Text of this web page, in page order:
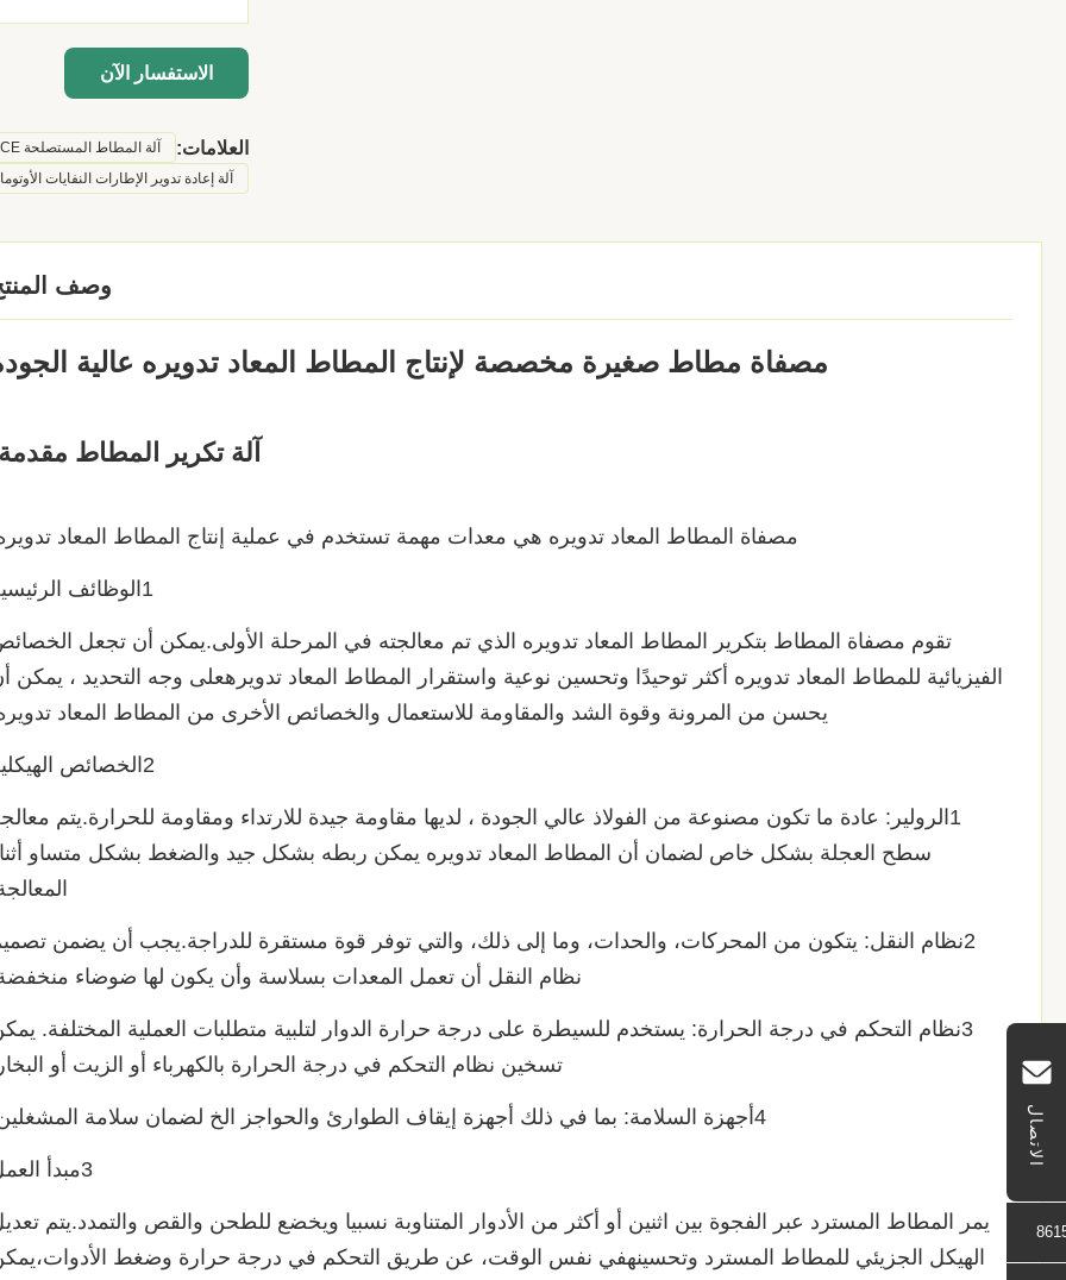
الاتصال
الاستفسار الآن
العلامات: آلة المطاط المستصلحة CE
آلة إعادة تدوير الإطارات النفايات
وصف
مصفاة مطاط صغيرة مخصصة لإنتاج المطاط المعاد تدويره عالية
آلة تكرير المطاط
مصفاة المطاط المعاد تدويره هي معدات مهمة تستخدم في عملية إنتاج المطاط المعاد
1الوظائف الرئيسية
تقوم مصفاة المطاط بتكرير المطاط المعاد تدويره الذي تم معالجته في المرحلة الأولى.يمكن أن تجعل
الفيزيائية للمطاط المعاد تدويره أكثر توحيدًا وتحسين نوعية واستقرار المطاط المعاد تدويرهعلى وجه التحديد ، يمكن
يحسن من المرونة وقوة الشد والمقاومة للاستعمال والخصائص الأخرى من المطاط المعاد
2الخصائص الهيكلية
1الرولير: عادة ما تكون مصنوعة من الفولاذ عالي الجودة ، لديها مقاومة جيدة للارتداء ومقاومة للحرارة.يتم
سطح العجلة بشكل خاص لضمان أن المطاط المعاد تدويره يمكن ربطه بشكل جيد والضغط بشكل متساو
2نظام النقل: يتكون من المحركات، والحدات، وما إلى ذلك، والتي توفر قوة مستقرة للدراجة.يجب أن يضمن
نظام النقل أن تعمل المعدات بسلاسة وأن يكون لها ضوضاء
3نظام التحكم في درجة الحرارة: يستخدم للسيطرة على درجة حرارة الدوار لتلبية متطلبات العملية المختلفة.
تسخين نظام التحكم في درجة الحرارة بالكهرباء أو الزيت أو
4أجهزة السلامة: بما في ذلك أجهزة إيقاف الطوارئ والحواجز الخ لضمان سلامة المشغلين.
3مبدأ العمل
يمر المطاط المسترد عبر الفجوة بين اثنين أو أكثر من الأدوار المتناوبة نسبيا ويخضع للطحن والقص والتمدد.يتم
الهيكل الجزيئي للمطاط المسترد وتحسينهفي نفس الوقت، عن طريق التحكم في درجة حرارة وضغط